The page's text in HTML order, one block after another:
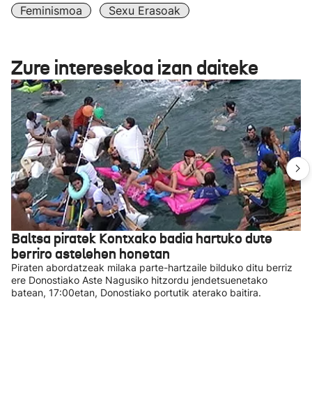
Feminismoa
Sexu Erasoak
Zure interesekoa izan daiteke
Baltsa piratek Kontxako badia hartuko dute
berriro astelehen honetan
Piraten abordatzeak milaka parte-hartzaile bilduko ditu berriz
ere Donostiako Aste Nagusiko hitzordu jendetsuenetako
batean, 17:00etan, Donostiako portutik aterako baitira.